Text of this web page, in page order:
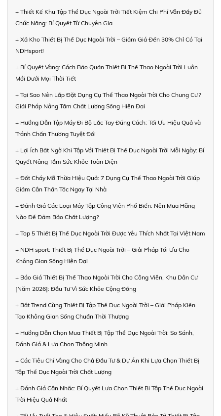
+ Thiết Kế Khu Tập Thể Dục Ngoài Trời Tiết Kiệm Chi Phí Vẫn Đầy Đủ
Chức Năng: Bí Quyết Từ Chuyên Gia
+ Xả Kho Thiết Bị Thể Dục Ngoài Trời – Giảm Giá Đến 30% Chỉ Có Tại
NDHsport!
+ Bí Quyết Vàng: Cách Bảo Quản Thiết Bị Thể Thao Ngoài Trời Luôn
Mới Dưới Mọi Thời Tiết
+ Tại Sao Nên Lắp Đặt Dụng Cụ Thể Thao Ngoài Trời Cho Chung Cư?
Giải Pháp Nâng Tầm Chất Lượng Sống Hiện Đại
+ Hướng Dẫn Tập Máy Đi Bộ Lắc Tay Đúng Cách: Tối Ưu Hiệu Quả và
Tránh Chấn Thương Tuyệt Đối
+ Lợi Ích Bất Ngờ Khi Tập Với Thiết Bị Thể Dục Ngoài Trời Mỗi Ngày: Bí
Quyết Nâng Tầm Sức Khỏe Toàn Diện
+ Đốt Cháy Mỡ Thừa Hiệu Quả: 7 Dụng Cụ Thể Thao Ngoài Trời Giúp
Giảm Cân Thần Tốc Ngay Tại Nhà
+ Đánh Giá Các Loại Máy Tập Công Viên Phổ Biến: Nên Mua Hãng
Nào Để Đảm Bảo Chất Lượng?
+ Top 5 Thiết Bị Thể Dục Ngoài Trời Được Yêu Thích Nhất Tại Việt Nam
+ NDH sport: Thiết Bị Thể Dục Ngoài Trời – Giải Pháp Tối Ưu Cho
Không Gian Sống Hiện Đại
+ Báo Giá Thiết Bị Thể Thao Ngoài Trời Cho Công Viên, Khu Dân Cư
[Năm 2026]: Đầu Tư Vì Sức Khỏe Cộng Đồng
+ Bắt Trend Cùng Thiết Bị Tập Thể Dục Ngoài Trời – Giải Pháp Kiến
Tạo Không Gian Sống Chuẩn Thời Thượng
+ Hướng Dẫn Chọn Mua Thiết Bị Tập Thể Dục Ngoài Trời: So Sánh,
Đánh Giá & Lựa Chọn Thông Minh
+ Các Tiêu Chí Vàng Cho Chủ Đầu Tư & Dự Án Khi Lựa Chọn Thiết Bị
Tập Thể Dục Ngoài Trời Chất Lượng
+ Đánh Giá Cân Nhắc: Bí Quyết Lựa Chọn Thiết Bị Tập Thể Dục Ngoài
Trời Hiệu Quả Nhất